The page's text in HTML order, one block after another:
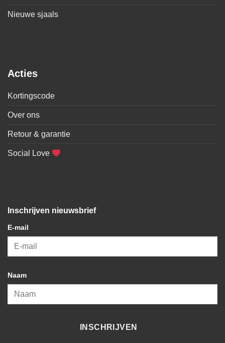
Nieuwe sjaals
Acties
Kortingscode
Over ons
Retour & garantie
Social Love
Inschrijven nieuwsbrief
E-mail
Naam
INSCHRIJVEN